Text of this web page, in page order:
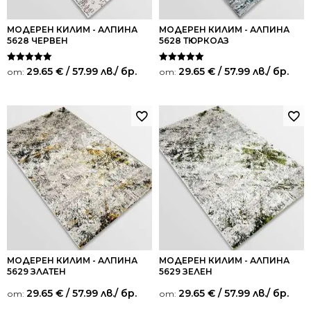
МОДЕРЕН КИЛИМ - АЛПИНА
5628 ЧЕРВЕН
Оценено на
5.00
от: 29.65 € / 57.99 лв./ бр.
МОДЕРЕН КИЛИМ - АЛПИНА
5628 ТЮРКОАЗ
Оценено на
5.00
от: 29.65 € / 57.99 лв./ бр.
МОДЕРЕН КИЛИМ - АЛПИНА
5629 ЗЛАТЕН
от: 29.65 € / 57.99 лв./ бр.
МОДЕРЕН КИЛИМ - АЛПИНА
5629 ЗЕЛЕН
от: 29.65 € / 57.99 лв./ бр.